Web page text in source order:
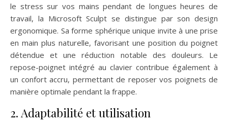
le stress sur vos mains pendant de longues heures de
travail, la Microsoft Sculpt se distingue par son design
ergonomique. Sa forme sphérique unique invite à une prise
en main plus naturelle, favorisant une position du poignet
détendue et une réduction notable des douleurs. Le
repose-poignet intégré au clavier contribue également à
un confort accru, permettant de reposer vos poignets de
manière optimale pendant la frappe.
2. Adaptabilité et utilisation